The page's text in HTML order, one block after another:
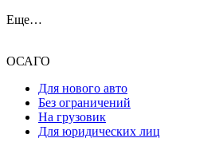
Еще…
ОСАГО
Для нового авто
Без ограничений
На грузовик
Для юридических лиц